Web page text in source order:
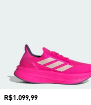
Preço
R$1.099,99